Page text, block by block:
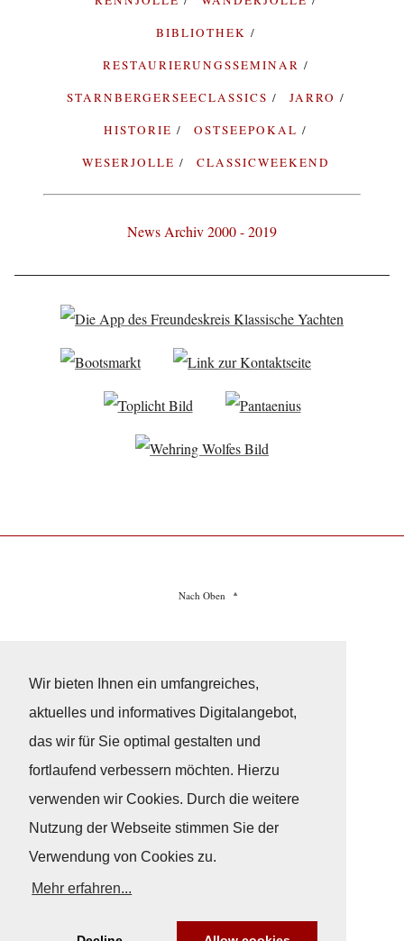
Wir bieten Ihnen ein umfangreiches,
aktuelles und informatives Digitalangebot,
das wir für Sie optimal gestalten und
fortlaufend verbessern möchten. Hierzu
verwenden wir Cookies. Durch die weitere
Nutzung der Webseite stimmen Sie der
Verwendung von Cookies zu.
Mehr erfahren...
BIBLIOTHEK
RESTAURIERUNGSSEMINAR
STARNBERGERSEECLASSICS
JARRO
HISTORIE
OSTSEEPOKAL
WESERJOLLE
CLASSICWEEKEND
News Archiv 2000 - 2019
Nach Oben
© Copyright© 2026 / Freundeskreis Klassische Yachten